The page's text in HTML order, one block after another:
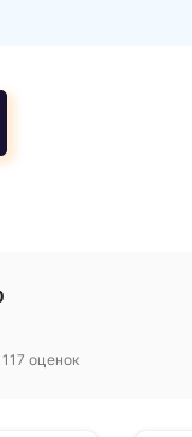
117 оценок